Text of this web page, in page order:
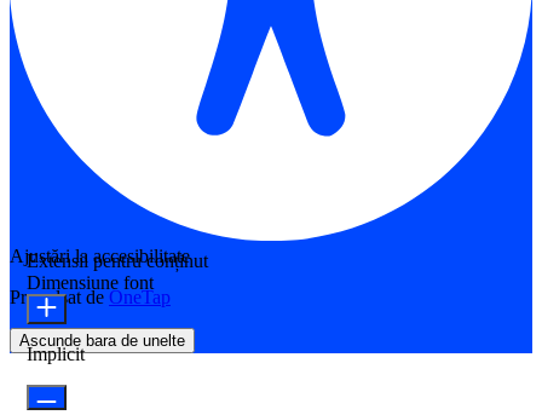
Ajustări la accesibilitate
Propulsat de OneTap
Ascunde bara de unelte
Extensii pentru conținut
Dimensiune font
Implicit